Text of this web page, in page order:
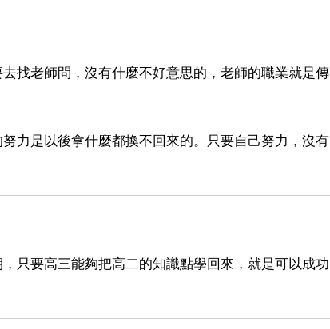
找老師問，沒有什麼不好意思的，老師的職業就是傳
力是以後拿什麼都換不回來的。只要自己努力，沒有
只要高三能夠把高二的知識點學回來，就是可以成功